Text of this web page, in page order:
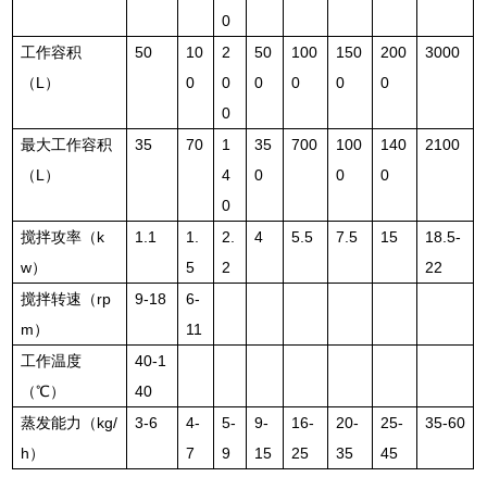
0
工作容积
（L）
50
10
0
2
0
0
50
0
100
0
150
0
200
0
3000
最大工作容积
（L）
35 70
1
4
0
35
0
700
100
0
140
0
2100
搅拌攻率（k
w）
1.1
1.
5
2.
2
4 5.5 7.5 15
18.5-
22
搅拌转速（rp
m）
9-18
6-
11
工作温度
（℃）
40-1
40
蒸发能力（kg/
h）
3-6
4-
7
5-
9
9-
15
16-
25
20-
35
25-
45
35-60